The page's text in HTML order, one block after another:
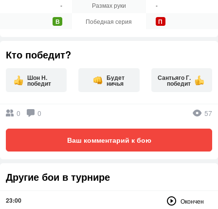
-
В
Размах руки
Победная серия
-
П
Кто победит?
Шон Н.
победит
Будет
ничья
Сантьяго Г.
победит
0 0 57
Ваш комментарий к бою
Другие бои в турнире
23:00 Окончен